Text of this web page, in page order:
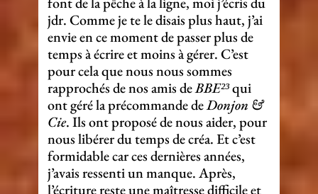
jdr. Comme je te le disais plus haut, j’ai
envie en ce moment de passer plus de
temps à écrire et moins à gérer. C’est
pour cela que nous nous sommes
rapprochés de nos amis deBBE²³qui
ont géré la précommande deDonjon &
Cie. Ils ont proposé de nous aider, pour
nous libérer du temps de créa. Et c’est
formidable car ces dernières années,
j’avais ressenti un manque. Après,
l’écriture reste une maîtresse difficile et